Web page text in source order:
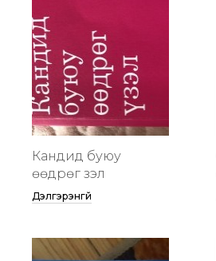
Кандид буюу
өөдрөг үзэл
Дэлгэрэнгүй